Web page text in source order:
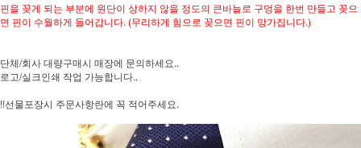
핀을 꽂게 되는 부분에 원단이 상하지 않을 정도의 큰바늘로 구멍을 한번 만들고 꽂으
면 핀이 수월하게 들어갑니다. (무리하게 힘으로 꽂으면 핀이 망가집니다.)
단체/회사 대량구매시 매장에 문의하세요..
로고/실크인쇄 작업 가능합니다..
!!선물포장시 주문사항란에 꼭 적어주세요.